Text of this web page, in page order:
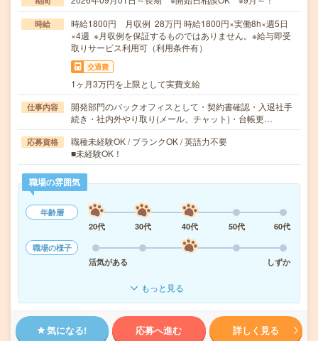
時給
時給1800円 月収例 28万円 時給1800円×実働8h×週5日
×4週 ※月収例を保証するものではありません。※給与即受
取りサービス利用可（利用条件有）
交通費
1ヶ月3万円を上限として実費支給
仕事内容
開発部門のバックオフィスとして・契約書確認・入退社手
続き・社内外やり取り(メール、チャット)・台帳更…
応募資格
職種未経験OK / ブランクOK / 英語力不要
■未経験OK！
職場の雰囲気
年齢層
20代
30代 40代 50代
60代
職場の様子
活気がある
しずか
もっと見る
気になる! 応募へ進む 詳しく見る